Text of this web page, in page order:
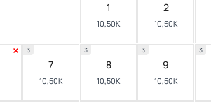
1
10,50K
2
10,50K
7
10,50K
3
8
10,50K
3
9
10,50K
3 3